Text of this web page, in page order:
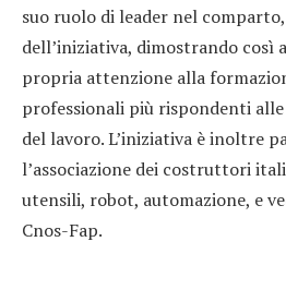
suo ruolo di leader nel
dell’iniziativa, dimostrando così
propria attenzione alla
professionali più rispondenti
del lavoro. L’iniziativa è inoltre
l’associazione dei costruttori
utensili, robot, automazione, e
Cnos-Fap.